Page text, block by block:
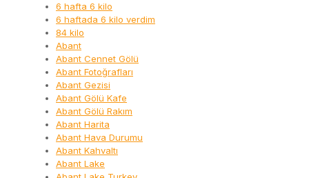
6 hafta 6 kilo
6 haftada 6 kilo verdim
84 kilo
Abant
Abant Cennet Gölü
Abant Fotoğrafları
Abant Gezisi
Abant Gölü Kafe
Abant Gölü Rakım
Abant Harita
Abant Hava Durumu
Abant Kahvaltı
Abant Lake